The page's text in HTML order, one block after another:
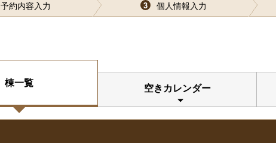
予約内容入力 3 個人情報入力
棟一覧 空きカレンダー